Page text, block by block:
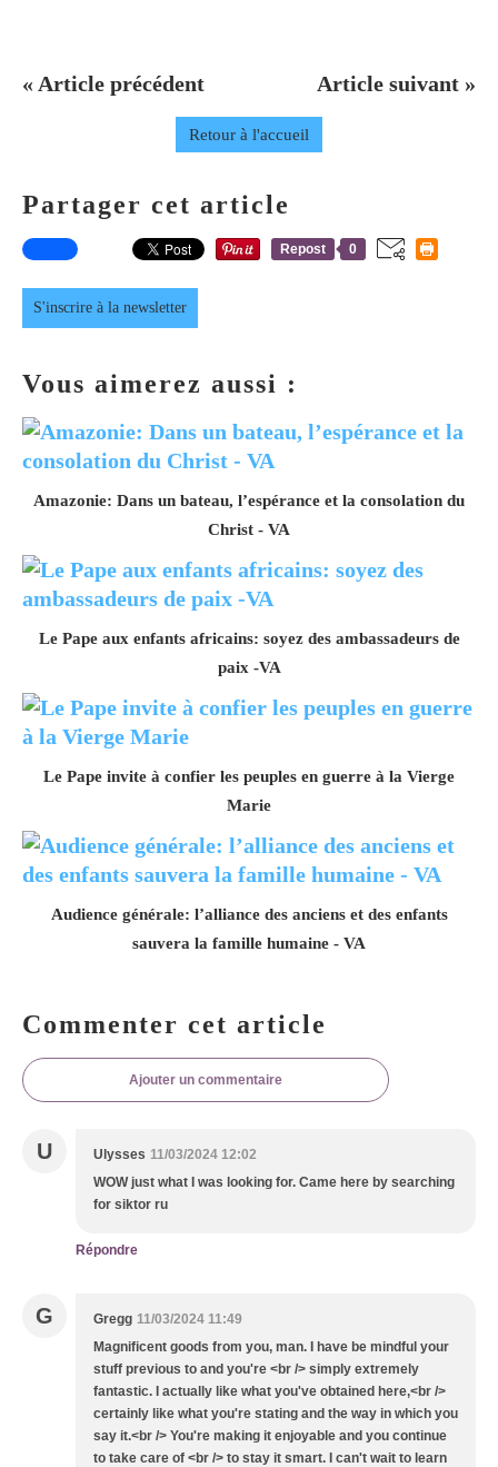
« Article précédent Article suivant »
Retour à l'accueil
Partager cet article
Repost 0
S'inscrire à la newsletter
Vous aimerez aussi :
Amazonie: Dans un bateau, l’espérance et la consolation du
Christ - VA
Le Pape aux enfants africains: soyez des ambassadeurs de
paix -VA
Le Pape invite à confier les peuples en guerre à la Vierge
Marie
Audience générale: l’alliance des anciens et des enfants
sauvera la famille humaine - VA
Commenter cet article
Ajouter un commentaire
U Ulysses 11/03/2024 12:02
WOW just what I was looking for. Came here by searching
for siktor ru
Répondre
G Gregg 11/03/2024 11:49
Magnificent goods from you, man. I have be mindful your
stuff previous to and you're <br /> simply extremely
fantastic. I actually like what you've obtained here,<br />
certainly like what you're stating and the way in which you
say it.<br /> You're making it enjoyable and you continue
to take care of <br /> to stay it smart. I can't wait to learn